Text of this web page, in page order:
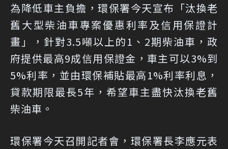
為降低車主負擔，環保署今天宣布「汰換老
舊大型柴油車專案優惠利率及信用保證計
畫」，針對3.5噸以上的1、2期柴油車，政
府提供最高9成信用保證金，車主可以3%到
5%利率，並由環保補貼最高1%利率利息，
貸款期限最長5年，希望車主盡快汰換老舊
柴油車。
環保署今天召開記者會，環保署長李應元表